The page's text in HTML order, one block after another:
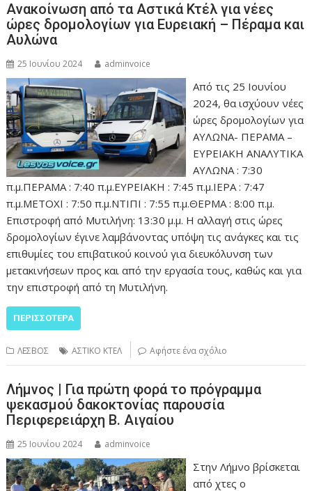
Ανακοίνωση από τα Αστικά Κτέλ για νέες
ώρες δρομολογίων για Ευρειακή – Πέραμα και
Αυλώνα
25 Ιουνίου 2024 adminvoice
Από τις 25 Ιουνίου
2024, θα ισχύουν νέες
ώρες δρομολογίων για
AΥΛΩΝΑ- ΠΕΡΑΜΑ –
ΕΥΡΕΙΑΚΗ ΑΝΑΛΥΤΙΚΑ
AΥΛΩΝΑ : 7:30
π.μ.ΠΕΡΑΜΑ : 7:40 π.μ.ΕΥΡΕΙΑΚΗ : 7:45 π.μ.ΙΕΡΑ : 7:47
π.μ.METOXI : 7:50 π.μ.ΝΤΙΠΙ : 7:55 π.μ.ΘΕΡΜΑ : 8:00 π.μ.
Επιστροφή από Μυτιλήνη: 13:30 μ.μ. Η αλλαγή στις ώρες
δρομολογίων έγινε λαμβάνοντας υπόψη τις ανάγκες και τις
επιθυμίες του επιβατικού κοινού για διευκόλυνση των
μετακινήσεων προς και από την εργασία τους, καθώς και για
την επιστροφή από τη Μυτιλήνη.
ΠΕΡΙΣΣΌΤΕΡΑ
ΛΕΣΒΟΣ ΑΣΤΙΚΟ ΚΤΕΛ Αφήστε ένα σχόλιο
Λήμνος | Για πρώτη φορά το πρόγραμμα
ψεκασμού δακοκτονίας παρουσία
Περιφερειάρχη Β. Αιγαίου
25 Ιουνίου 2024 adminvoice
Στην Λήμνο βρίσκεται
από χτες ο